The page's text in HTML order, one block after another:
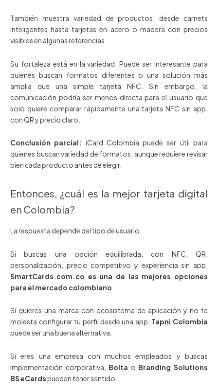
También muestra variedad de productos, desde carnets
inteligentes hasta tarjetas en acero o madera con precios
visibles en algunas referencias.
Su fortaleza está en la variedad. Puede ser interesante para
quienes buscan formatos diferentes o una solución más
amplia que una simple tarjeta NFC. Sin embargo, la
comunicación podría ser menos directa para el usuario que
solo quiere comparar rápidamente una tarjeta NFC sin app,
con QR y precio claro.
Conclusión parcial: iCard Colombia puede ser útil para
quienes buscan variedad de formatos, aunque requiere revisar
bien cada producto antes de elegir.
Entonces, ¿cuál es la mejor tarjeta digital
en Colombia?
La respuesta depende del tipo de usuario.
Si buscas una opción equilibrada, con NFC, QR,
personalización, precio competitivo y experiencia sin app,
SmartCards.com.co es una de las mejores opciones
para el mercado colombiano
Si quieres una marca con ecosistema de aplicación y no te
molesta configurar tu perfil desde una app, Tapni Colombia
puede ser una buena alternativa.
Si eres una empresa con muchos empleados y buscas
implementación corporativa, Bolta o Branding Solutions
BS eCardspueden tener sentido.